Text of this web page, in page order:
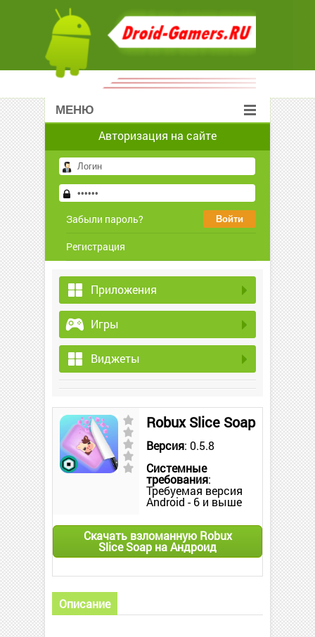
МЕНЮ
Авторизация на сайте
Забыли пароль?
Регистрация
Приложения
Игры
Виджеты
Robux Slice Soap
Версия: 0.5.8
Системные
требования:
Требуемая версия
Android - 6 и выше
Скачать взломанную Robux
Slice Soap на Андроид
Описание